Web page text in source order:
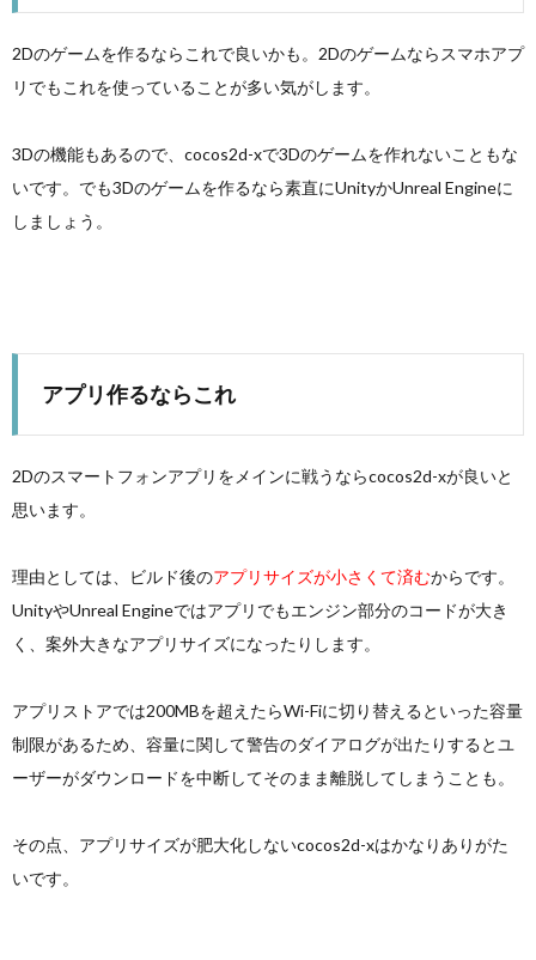
2Dのゲームを作るならこれで良いかも。2Dのゲームならスマホアプ
リでもこれを使っていることが多い気がします。
3Dの機能もあるので、cocos2d-xで3Dのゲームを作れないこともな
いです。でも3Dのゲームを作るなら素直にUnityかUnreal Engineに
しましょう。
アプリ作るならこれ
2Dのスマートフォンアプリをメインに戦うならcocos2d-xが良いと
思います。
理由としては、ビルド後のアプリサイズが小さくて済むからです。
UnityやUnreal Engineではアプリでもエンジン部分のコードが大き
く、案外大きなアプリサイズになったりします。
アプリストアでは200MBを超えたらWi-Fiに切り替えるといった容量
制限があるため、容量に関して警告のダイアログが出たりするとユ
ーザーがダウンロードを中断してそのまま離脱してしまうことも。
その点、アプリサイズが肥大化しないcocos2d-xはかなりありがた
いです。